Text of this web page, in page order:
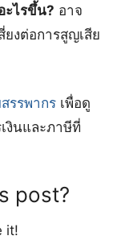
ะไรขึ้น? อาจ
ยงต่อการสูญเสีย
รรพากร เพื่อดู
งินและภาษีที่
post?
it!